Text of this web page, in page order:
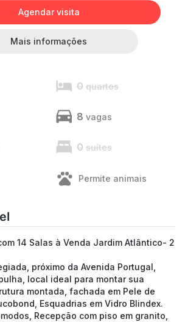
Agendar visita
Mais informações
0 quartos
8 vagas
0 suítes
Permite animais
14 Salas à Venda Jardim Atlântico- 2
próximo da Avenida Portugal,
local ideal para montar sua
montada, fachada em Pele de
Esquadrias em Vidro Blindex.
Recepção com piso em granito,